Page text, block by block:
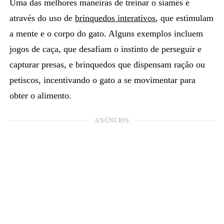
Uma das melhores maneiras de treinar osiamês é
através do uso debrinquedos interativos, que estimulam
a mente e o corpo do gato. Alguns exemplos incluem
jogos de caça, que desafiam o instinto de perseguir e
capturar presas, e brinquedos que dispensam ração ou
petiscos, incentivando o gato a se movimentar para
obter o alimento.
ANÚNCIOS